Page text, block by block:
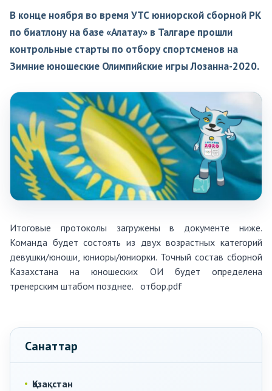
В конце ноября во время УТС юниорской сборной РК
по биатлону на базе «Алатау» в Талгаре прошли
контрольные старты по отбору спортсменов на
Зимние юношеские Олимпийские игры Лозанна-2020.
Итоговые протоколы загружены в документе ниже.
Команда будет состоять из двух возрастных категорий
девушки/юноши, юниоры/юниорки. Точный состав сборной
Казахстана на юношеских ОИ будет определена
тренерским штабом позднее. отбор.pdf
Санаттар
Қазақстан